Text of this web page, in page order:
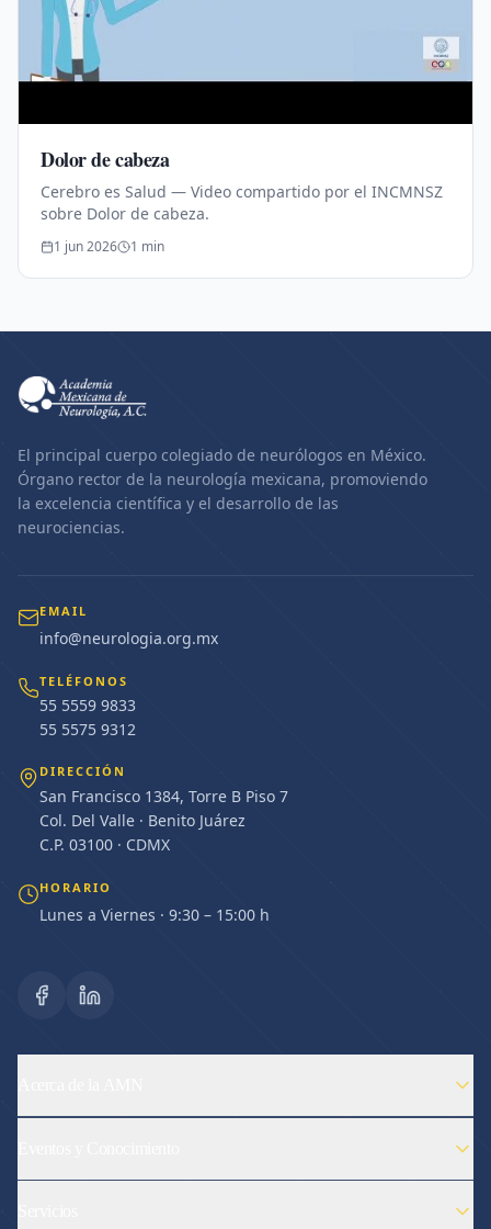
Dolor de cabeza
Cerebro es Salud — Video compartido por el INCMNSZ
sobre Dolor de cabeza.
1 jun 2026 1 min
El principal cuerpo colegiado de neurólogos en México.
Órgano rector de la neurología mexicana, promoviendo
la excelencia científica y el desarrollo de las
neurociencias.
EMAIL
info@neurologia.org.mx
TELÉFONOS
55 5559 9833
55 5575 9312
DIRECCIÓN
San Francisco 1384, Torre B Piso 7
Col. Del Valle · Benito Juárez
C.P. 03100 · CDMX
HORARIO
Lunes a Viernes · 9:30 – 15:00 h